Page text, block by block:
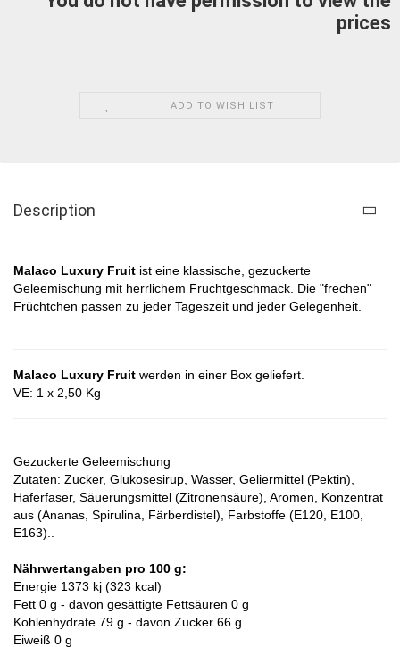
prices
ADD TO WISH LIST
Description
Malaco Luxury Fruit ​ ist eine klassische, gezuckerte
Geleemischung mit herrlichem Fruchtgeschmack. Die "frechen"
Früchtchen passen zu jeder Tageszeit und jeder Gelegenheit.
Malaco Luxury Fruit werden in einer Box geliefert.
VE: 1 x 2,50 Kg
Gezuckerte Geleemischung
Zutaten: Zucker, Glukosesirup, Wasser, Geliermittel (Pektin),
Haferfaser, Säuerungsmittel (Zitronensäure), Aromen, Konzentrat
aus (Ananas, Spirulina, Färberdistel), Farbstoffe (E120, E100,
E163).​.
Nährwertangaben pro 100 g:
Energie 1373 kj (323 kcal)
Fett 0 g - davon gesättigte Fettsäuren 0 g
Kohlenhydrate 79 g - davon Zucker 66 g
Eiweiß 0 g